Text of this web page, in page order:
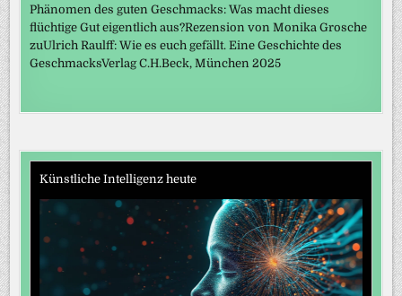
Phänomen des guten Geschmacks: Was macht dieses
flüchtige Gut eigentlich aus?Rezension von Monika Grosche
zuUlrich Raulff: Wie es euch gefällt. Eine Geschichte des
GeschmacksVerlag C.H.Beck, München 2025
Künstliche Intelligenz heute